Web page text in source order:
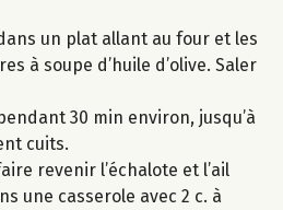
un plat allant au four et les
à soupe d’huile d’olive. Saler
30 min environ, jusqu’à
cuits.
revenir l’échalote et l’ail
une casserole avec 2 c. à